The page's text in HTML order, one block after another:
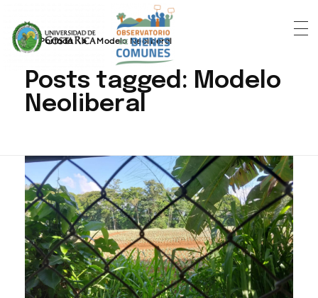
Portada » Modelo Neoliberal
Posts tagged: Modelo
Neoliberal